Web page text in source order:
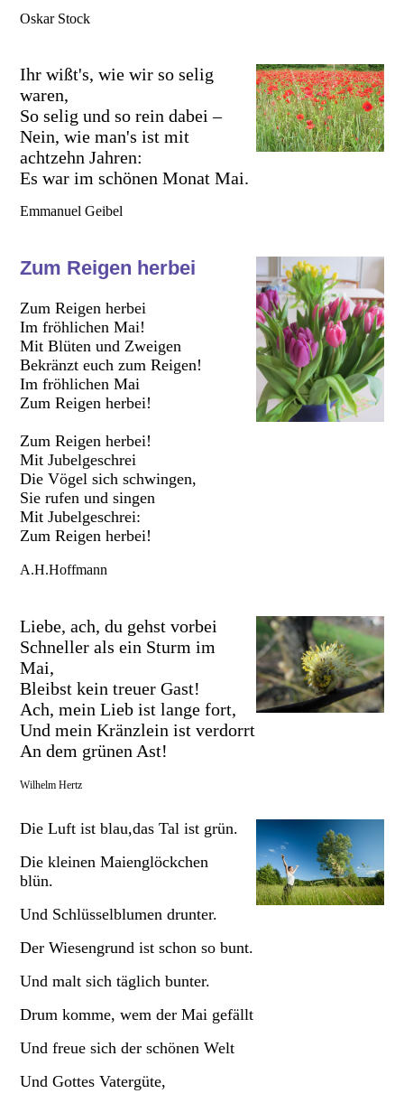
Oskar Stock
Ihr wißt's, wie wir so selig
waren,
So selig und so rein dabei –
Nein, wie man's ist mit
achtzehn Jahren:
Es war im schönen Monat Mai.
Emmanuel Geibel
Zum Reigen herbei
Zum Reigen herbei
Im fröhlichen Mai!
Mit Blüten und Zweigen
Bekränzt euch zum Reigen!
Im fröhlichen Mai
Zum Reigen herbei!
Zum Reigen herbei!
Mit Jubelgeschrei
Die Vögel sich schwingen,
Sie rufen und singen
Mit Jubelgeschrei:
Zum Reigen herbei!
A.H.Hoffmann
Liebe, ach, du gehst vorbei
Schneller als ein Sturm im
Mai,
Bleibst kein treuer Gast!
Ach, mein Lieb ist lange fort,
Und mein Kränzlein ist verdorrt
An dem grünen Ast!
Wilhelm Hertz
Die Luft ist blau,das Tal ist grün.
Die kleinen Maienglöckchen
blün.
Und Schlüsselblumen drunter.
Der Wiesengrund ist schon so bunt.
Und malt sich täglich bunter.
Drum komme, wem der Mai gefällt
Und freue sich der schönen Welt
Und Gottes Vatergüte,